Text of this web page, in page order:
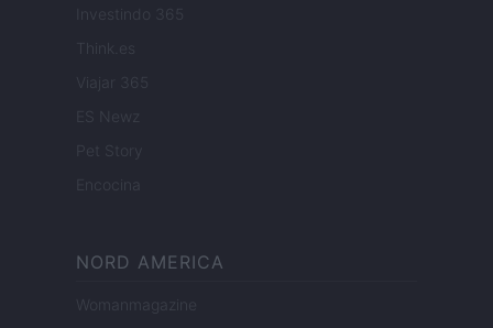
Investindo 365
Think.es
Viajar 365
ES Newz
Encocina
NORD AMERICA
Womanmagazine